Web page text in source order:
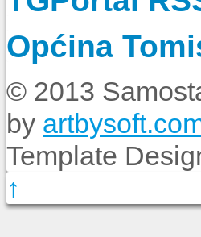
Općina
© 2013
by
Template
↑